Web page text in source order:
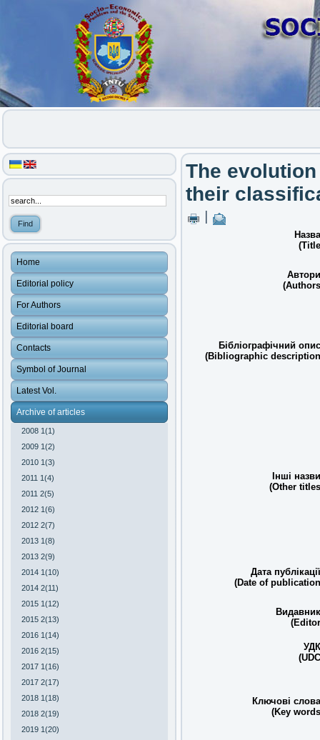
Home
Editorial policy
For Authors
Editorial board
Contacts
Symbol of Journal
Latest Vol.
Archive of articles
2008 1(1)
2009 1(2)
2010 1(3)
2011 1(4)
2011 2(5)
2012 1(6)
2012 2(7)
2013 1(8)
2013 2(9)
2014 1(10)
2014 2(11)
2015 1(12)
2015 2(13)
2016 1(14)
2016 2(15)
2017 1(16)
2017 2(17)
2018 1(18)
2018 2(19)
2019 1(20)
The
their
Бібліографічний
(Bibliographic
Інші
(Other
Дата
(Date of
Ключові
(Key